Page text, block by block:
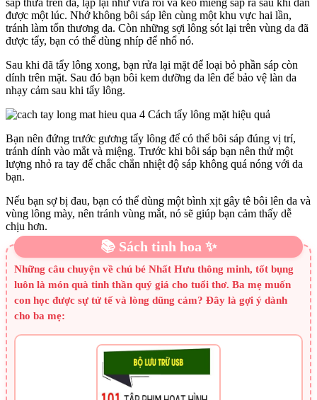
được một lúc. Nhớ không bôi sáp lên cùng một khu vực hai lần,
tránh làm tổn thương da. Còn những sợi lông sót lại trên vùng da đã
được tẩy, bạn có thể dùng nhíp để nhổ nó.
Sau khi đã tẩy lông xong, bạn rửa lại mặt để loại bỏ phần sáp còn
dính trên mặt. Sau đó bạn bôi kem dưỡng da lên để bảo vệ làn da
nhạy cảm sau khi tẩy lông.
Bạn nên đứng trước gương tẩy lông để có thể bôi sáp đúng vị trí,
tránh dính vào mắt và miệng. Trước khi bôi sáp bạn nên thử một
lượng nhỏ ra tay để chắc chắn nhiệt độ sáp không quá nóng với da
bạn.
Nếu bạn sợ bị đau, bạn có thể dùng một bình xịt gây tê bôi lên da và
vùng lông mày, nên tránh vùng mắt, nó sẽ giúp bạn cảm thấy dễ
chịu hơn.
📚 Sách tinh hoa ✨
Những câu chuyện về chú bé Nhất Hưu thông minh, tốt bụng
luôn là món quà tinh thần quý giá cho tuổi thơ. Ba mẹ muốn
con học được sự tử tế và lòng dũng cảm? Đây là gợi ý dành
cho ba mẹ: